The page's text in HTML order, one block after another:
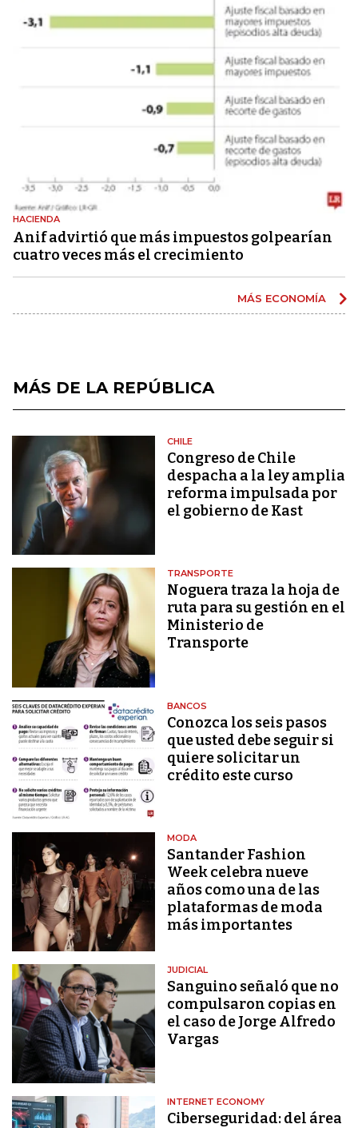
HACIENDA
Anif advirtió que más impuestos golpearían
cuatro veces más el crecimiento
MÁS ECONOMÍA
MÁS DE LA REPÚBLICA
CHILE
Congreso de Chile
despacha a la ley amplia
reforma impulsada por
el gobierno de Kast
TRANSPORTE
Noguera traza la hoja de
ruta para su gestión en el
Ministerio de
Transporte
BANCOS
Conozca los seis pasos
que usted debe seguir si
quiere solicitar un
crédito este curso
MODA
Santander Fashion
Week celebra nueve
años como una de las
plataformas de moda
más importantes
JUDICIAL
Sanguino señaló que no
compulsaron copias en
el caso de Jorge Alfredo
Vargas
INTERNET ECONOMY
Ciberseguridad: del área